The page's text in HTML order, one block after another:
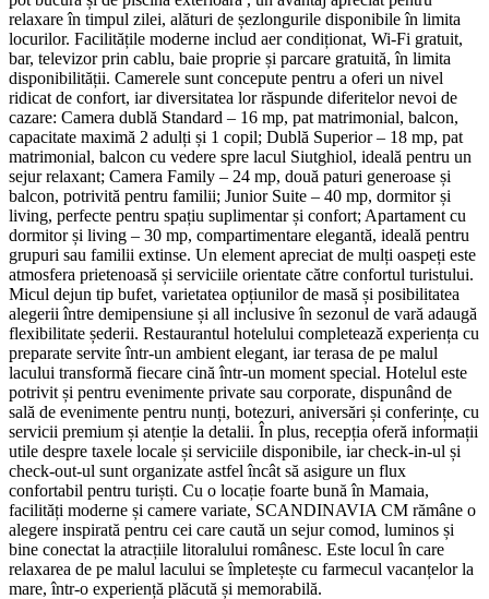
relaxare în timpul zilei, alături de șezlongurile disponibile în limita
locurilor. Facilitățile moderne includ aer condiționat, Wi-Fi gratuit,
bar, televizor prin cablu, baie proprie și parcare gratuită, în limita
disponibilității. Camerele sunt concepute pentru a oferi un nivel
ridicat de confort, iar diversitatea lor răspunde diferitelor nevoi de
cazare: Camera dublă Standard – 16 mp, pat matrimonial, balcon,
capacitate maximă 2 adulți și 1 copil; Dublă Superior – 18 mp, pat
matrimonial, balcon cu vedere spre lacul Siutghiol, ideală pentru un
sejur relaxant; Camera Family – 24 mp, două paturi generoase și
balcon, potrivită pentru familii; Junior Suite – 40 mp, dormitor și
living, perfecte pentru spațiu suplimentar și confort; Apartament cu
dormitor și living – 30 mp, compartimentare elegantă, ideală pentru
grupuri sau familii extinse. Un element apreciat de mulți oaspeți este
atmosfera prietenoasă și serviciile orientate către confortul turistului.
Micul dejun tip bufet, varietatea opțiunilor de masă și posibilitatea
alegerii între demipensiune și all inclusive în sezonul de vară adaugă
flexibilitate șederii. Restaurantul hotelului completează experiența cu
preparate servite într-un ambient elegant, iar terasa de pe malul
lacului transformă fiecare cină într-un moment special. Hotelul este
potrivit și pentru evenimente private sau corporate, dispunând de
sală de evenimente pentru nunți, botezuri, aniversări și conferințe, cu
servicii premium și atenție la detalii. În plus, recepția oferă informații
utile despre taxele locale și serviciile disponibile, iar check-in-ul și
check-out-ul sunt organizate astfel încât să asigure un flux
confortabil pentru turiști. Cu o locație foarte bună în Mamaia,
facilități moderne și camere variate, SCANDINAVIA CM rămâne o
alegere inspirată pentru cei care caută un sejur comod, luminos și
bine conectat la atracțiile litoralului românesc. Este locul în care
relaxarea de pe malul lacului se împletește cu farmecul vacanțelor la
mare, într-o experiență plăcută și memorabilă.